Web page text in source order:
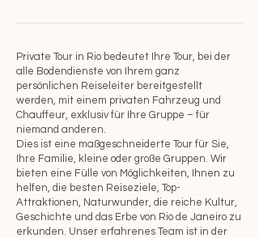
Private Tour in Rio bedeutet Ihre Tour, bei der
alle Bodendienste von Ihrem ganz
persönlichen Reiseleiter bereitgestellt
werden, mit einem privaten Fahrzeug und
Chauffeur, exklusiv für Ihre Gruppe – für
niemand anderen.
Dies ist eine maßgeschneiderte Tour für Sie,
Ihre Familie, kleine oder große Gruppen. Wir
bieten eine Fülle von Möglichkeiten, Ihnen zu
helfen, die besten Reiseziele, Top-
Attraktionen, Naturwunder, die reiche Kultur,
Geschichte und das Erbe von Rio de Janeiro zu
erkunden. Unser erfahrenes Team ist in der